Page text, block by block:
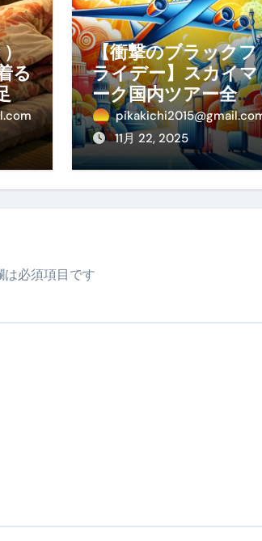
）
る
元
防
【衝撃のブラックフ
ライデー】スカイマ
ーク国内ツアー全路
線が大特価！年末年
始・春休みを贅沢に
過ごす賢い予約ガイ
11月 22, 2025
は必須項目です